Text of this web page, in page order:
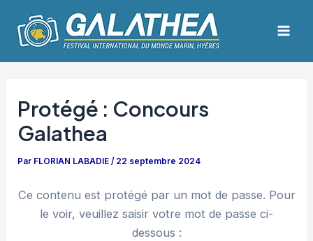
contenu
Protégé : Concours
Galathea
Par FLORIAN LABADIE/ 22 septembre 2024
Ce contenu est protégé par un mot de passe. Pour
le voir, veuillez saisir votre mot de passe ci-
dessous :
des
articles